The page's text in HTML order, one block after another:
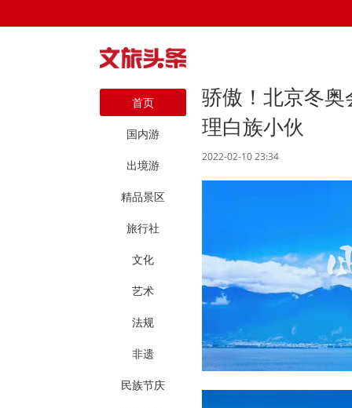
首页
国内游
出境游
精品景区
旅行社
文化
艺术
法规
非遗
民族节庆
骄傲！北京冬
理白族小伙
2022-02-10 23:34